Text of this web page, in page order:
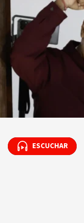
ESCUCHAR
ESCUCHAR